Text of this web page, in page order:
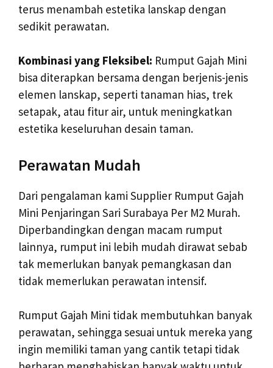
terus menambah estetika lanskap dengan
sedikit perawatan.
Kombinasi yang Fleksibel: Rumput Gajah Mini
bisa diterapkan bersama dengan berjenis-jenis
elemen lanskap, seperti tanaman hias, trek
setapak, atau fitur air, untuk meningkatkan
estetika keseluruhan desain taman.
Perawatan Mudah
Dari pengalaman kami Supplier Rumput Gajah
Mini Penjaringan Sari Surabaya Per M2 Murah.
Diperbandingkan dengan macam rumput
lainnya, rumput ini lebih mudah dirawat sebab
tak memerlukan banyak pemangkasan dan
tidak memerlukan perawatan intensif.
Rumput Gajah Mini tidak membutuhkan banyak
perawatan, sehingga sesuai untuk mereka yang
ingin memiliki taman yang cantik tetapi tidak